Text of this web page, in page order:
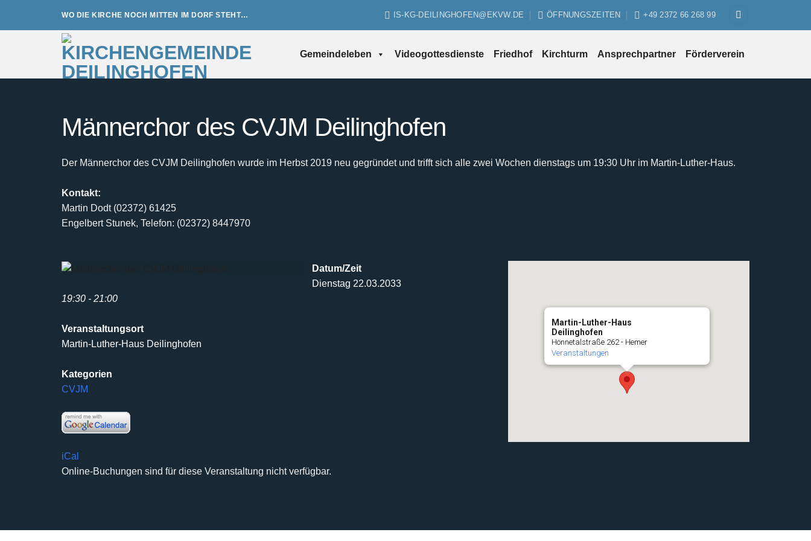
WO DIE KIRCHE NOCH MITTEN IM DORF STEHT… IS-KG-DEILINGHOFEN@EKVW.DE ÖFFNUNGSZEITEN +49 2372 66 268 99
Gemeindeleben Videogottesdienste Friedhof Kirchturm Ansprechpartner Förderverein
Männerchor des CVJM Deilinghofen
Der Männerchor des CVJM Deilinghofen wurde im Herbst 2019 neu gegründet und trifft sich alle zwei Wochen dienstags um 19:30 Uhr im Martin-Luther-Haus.
Kontakt:
Martin Dodt (02372) 61425
Engelbert Stunek, Telefon: (02372) 8447970
Martin-Luther-Haus
Deilinghofen
Hönnetalstraße 262 - Hemer
Veranstaltungen
Datum/Zeit
Dienstag 22.03.2033
19:30 - 21:00
Veranstaltungsort
Martin-Luther-Haus Deilinghofen
Kategorien
CVJM
iCal
Online-Buchungen sind für diese Veranstaltung nicht verfügbar.